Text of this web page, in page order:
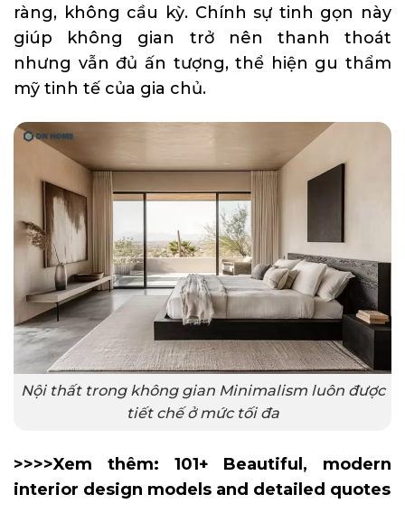
ràng, không cầu kỳ. Chính sự tinh gọn này
giúp không gian trở nên thanh thoát
nhưng vẫn đủ ấn tượng, thể hiện gu thẩm
mỹ tinh tế của gia chủ.
Nội thất trong không gian Minimalism luôn được
tiết chế ở mức tối đa
>>>>Xem thêm: 101+ Beautiful, modern
interior design models and detailed quotes